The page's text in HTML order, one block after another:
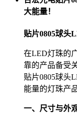
大能量！
贴片0805球头
在LED灯珠的
靠的产品备受
贴片0805球头
能量的灯珠产品
一、尺寸与外